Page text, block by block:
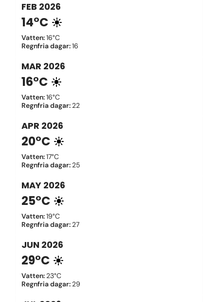
FEB 2026
14°C
Vatten:16°C
Regnfria dagar:16
MAR 2026
16°C
Vatten:16°C
Regnfria dagar: 22
APR 2026
20°C
Vatten:17°C
Regnfria dagar: 25
MAY 2026
25°C
Vatten:19°C
Regnfria dagar: 27
JUN 2026
29°C
Vatten: 23°C
Regnfria dagar: 29